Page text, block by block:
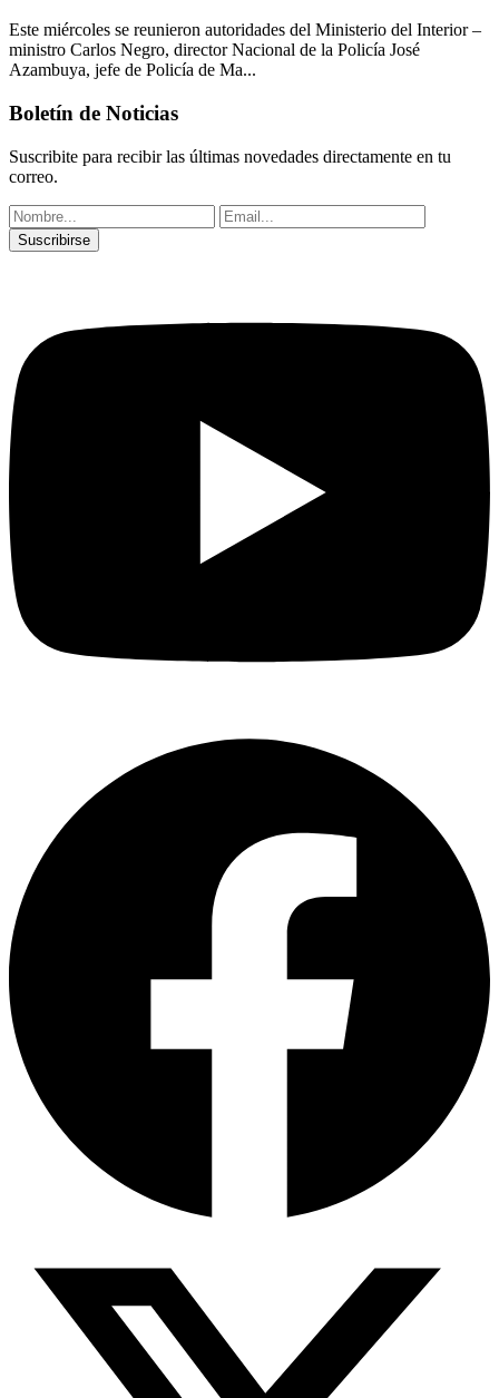
Este miércoles se reunieron autoridades del Ministerio del Interior –
ministro Carlos Negro, director Nacional de la Policía José
Azambuya, jefe de Policía de Ma...
Boletín de Noticias
Suscribite para recibir las últimas novedades directamente en tu
correo.
Suscribirse